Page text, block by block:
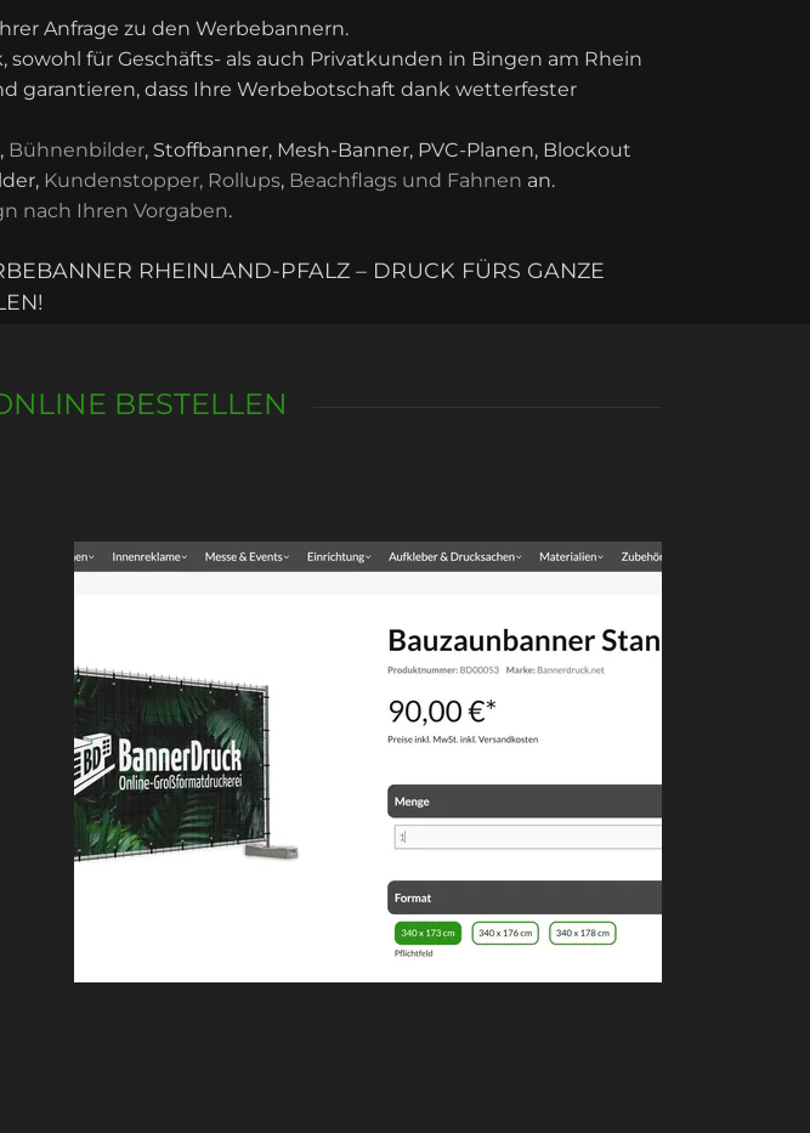
Anfrage zu den Werbebannern.
sowohl für Geschäfts- als auch Privatkunden in Bingen am Rhein
garantieren, dass Ihre Werbebotschaft dank wetterfester
Bühnenbilder, Stoffbanner, Mesh-Banner, PVC-Planen, Blockout
Kundenstopper, Rollups, Beachflags und Fahnen an.
nach Ihren Vorgaben.
RHEINLAND-PFALZ – DRUCK FÜRS GANZE
BESTELLEN